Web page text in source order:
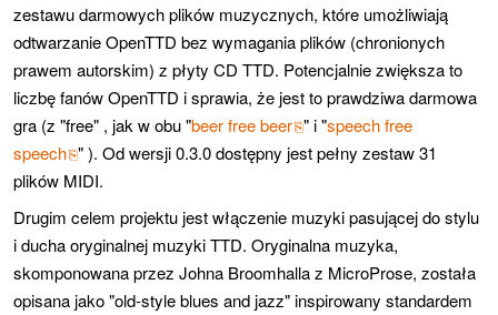
zestawu darmowych plików muzycznych, które umożliwiają
odtwarzanie OpenTTD bez wymagania plików (chronionych
prawem autorskim) z płyty CD TTD. Potencjalnie zwiększa to
liczbę fanów OpenTTD i sprawia, że ​​jest to prawdziwa darmowa
gra (z "free" , jak w obu "beer free beer " i "speech free
speech " ). Od wersji 0.3.0 dostępny jest pełny zestaw 31
plików MIDI.
Drugim celem projektu jest włączenie muzyki pasującej do stylu
i ducha oryginalnej muzyki TTD. Oryginalna muzyka,
skomponowana przez Johna Broomhalla z MicroProse, została
opisana jako "old-style blues and jazz" inspirowany standardem